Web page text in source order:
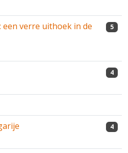
een verre uithoek in de
5
4
4